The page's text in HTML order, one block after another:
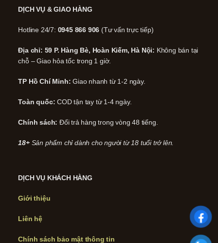
DỊCH VỤ & GIAO HÀNG
Hotline 24/7: 0945 866 906 (Tư vấn trực tiếp)
Địa chỉ: 59 P. Hàng Bè, Hoàn Kiếm, Hà Nội: Không bán tại
chỗ – Giao hỏa tốc trong 1 giờ.
TP Hồ Chí Minh: Giao nhanh từ 1-2 ngày.
Toàn quốc: COD tận tay từ 1-4 ngày.
Chính sách: Đổi trả hàng trong vòng 48 tiếng.
18+ Sản phẩm chỉ dành cho người từ 18 tuổi trở lên.
DỊCH VỤ KHÁCH HÀNG
Giới thiệu
Liên hệ
Chính sách bảo mật thông tin